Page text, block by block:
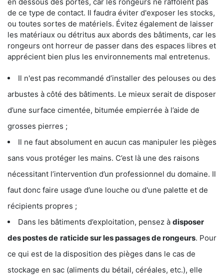
de ce type de contact. Il faudra éviter d'exposer les stocks,
ou toutes sortes de matériels. Évitez également de laisser
les matériaux ou détritus aux abords des bâtiments, car les
rongeurs ont horreur de passer dans des espaces libres et
apprécient bien plus les environnements mal entretenus.
Il n'est pas recommandé d’installer des pelouses ou des
arbustes à côté des bâtiments. Le mieux serait de disposer
d’une surface cimentée, bitumée empierrée à l’aide de
grosses pierres ;
Il ne faut absolument en aucun cas manipuler les pièges
sans vous protéger les mains. C’est là une des raisons
nécessitant l’intervention d’un professionnel du domaine. Il
faut donc faire usage d’une louche ou d'une palette et de
récipients propres ;
Dans les bâtiments d’exploitation, pensez à disposer
des postes de raticide sur les passages de rongeurs. Pour
ce qui est de la disposition des pièges dans le cas de
stockage en sac (aliments du bétail, céréales, etc.), elle